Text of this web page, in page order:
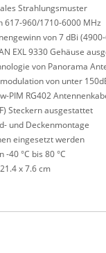
Strahlungsmuster
617-960/1710-6000 MHz
von 7 dBi
EXL 9330 Gehäuse
von Panorama
von unter
PIM RG402
Steckern ausgestattet
und Deckenmontage
eingesetzt werden
40 °C bis 80 °C
x 7.6 cm